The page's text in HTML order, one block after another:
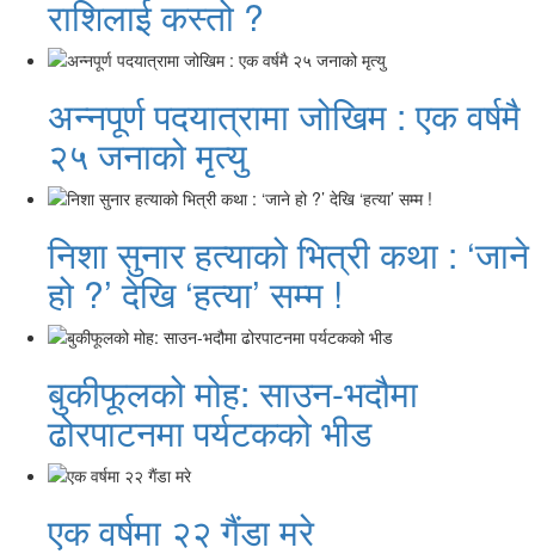
राशिलाई कस्तो ?
अन्नपूर्ण पदयात्रामा जोखिम : एक वर्षमै
२५ जनाको मृत्यु
निशा सुनार हत्याको भित्री कथा : ‘जाने
हो ?’ देखि ‘हत्या’ सम्म !
बुकीफूलको मोह: साउन-भदौमा
ढोरपाटनमा पर्यटकको भीड
एक वर्षमा २२ गैंडा मरे